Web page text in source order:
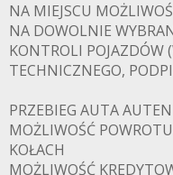
NA MIEJSCU
NA DOWOLNIE
KONTROLI POJAZDÓW
TECHNICZNEGO,
PRZEBIEG AUTA
MOŻLIWOŚĆ
KOŁACH
MOŻLIWOŚĆ